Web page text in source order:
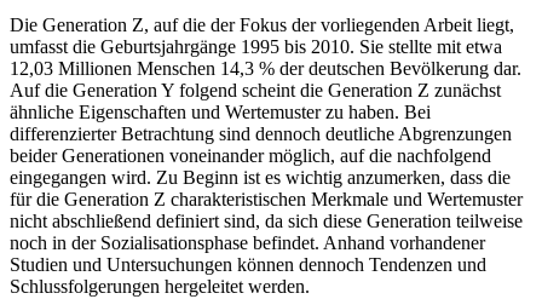
Die Generation Z, auf die der Fokus der vorliegenden Arbeit liegt,
umfasst die Geburtsjahrgänge 1995 bis 2010. Sie stellte mit etwa
12,03 Millionen Menschen 14,3 % der deutschen Bevölkerung dar.
Auf die Generation Y folgend scheint die Generation Z zunächst
ähnliche Eigenschaften und Wertemuster zu haben. Bei
differenzierter Betrachtung sind dennoch deutliche Abgrenzungen
beider Generationen voneinander möglich, auf die nachfolgend
eingegangen wird. Zu Beginn ist es wichtig anzumerken, dass die
für die Generation Z charakteristischen Merkmale und Wertemuster
nicht abschließend definiert sind, da sich diese Generation teilweise
noch in der Sozialisationsphase befindet. Anhand vorhandener
Studien und Untersuchungen können dennoch Tendenzen und
Schlussfolgerungen hergeleitet werden.